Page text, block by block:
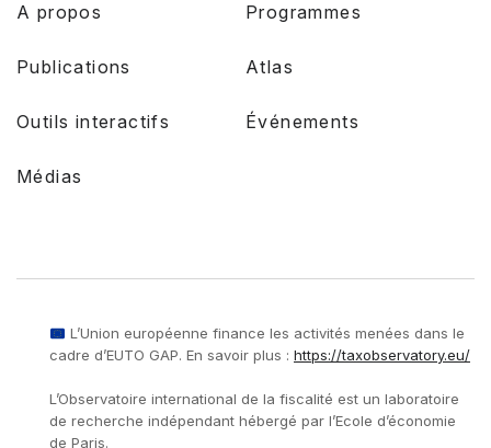
A propos Programmes
Publications Atlas
Outils interactifs Événements
Médias
L’Union européenne finance les activités menées dans le
cadre d’EUTO GAP. En savoir plus : https://taxobservatory.eu/
L’Observatoire international de la fiscalité est un laboratoire
de recherche indépendant hébergé par l’Ecole d’économie
de Paris.